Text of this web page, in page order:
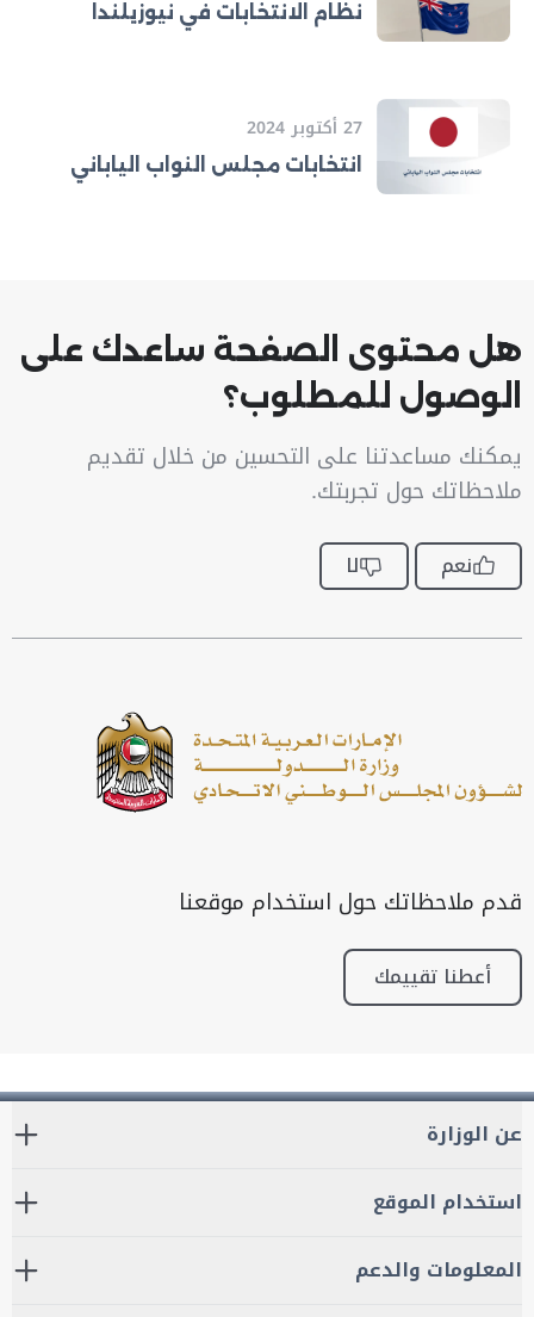
نظام الانتخابات في نيوزيلندا
27 أكتوبر 2024
انتخابات مجلس النواب الياباني
هل محتوى الصفحة ساعدك على
الوصول للمطلوب؟
يمكنك مساعدتنا على التحسين من خلال تقديم
ملاحظاتك حول تجربتك.
نعم لا
قدم ملاحظاتك حول استخدام موقعنا
أعطنا تقييمك
عن الوزارة
استخدام الموقع
المعلومات والدعم